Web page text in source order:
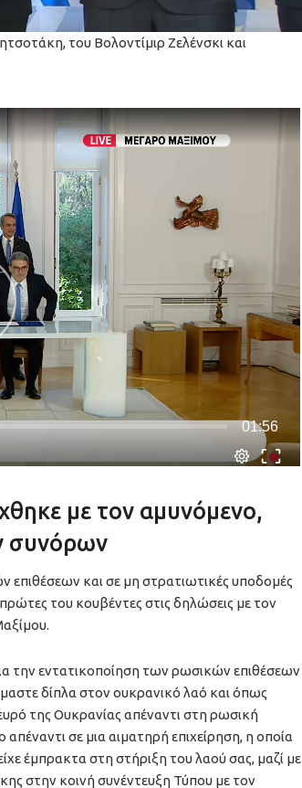
του Βολοντίμιρ Ζελένσκι και
με τον αμυνόμενο,
συνόρων
και σε μη στρατιωτικές υποδομές
του κουβέντες στις δηλώσεις με τον
την εντατικοποίηση των ρωσικών επιθέσεων
δίπλα στον ουκρανικό λαό και όπως
της Ουκρανίας απέναντι στη ρωσική
σε μια αιματηρή επιχείρηση, η οποία
έμπρακτα στη στήριξη του λαού σας, μαζί με
στην κοινή συνέντευξη Τύπου με τον